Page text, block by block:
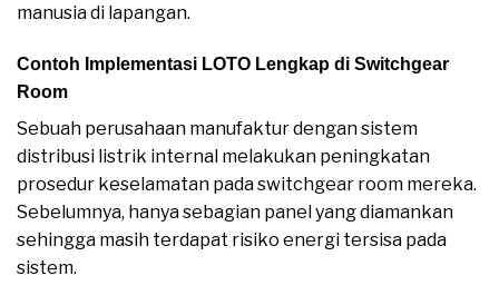
manusia di lapangan.
Contoh Implementasi LOTO Lengkap di Switchgear
Room
Sebuah perusahaan manufaktur dengan sistem
distribusi listrik internal melakukan peningkatan
prosedur keselamatan pada switchgear room mereka.
Sebelumnya, hanya sebagian panel yang diamankan
sehingga masih terdapat risiko energi tersisa pada
sistem.